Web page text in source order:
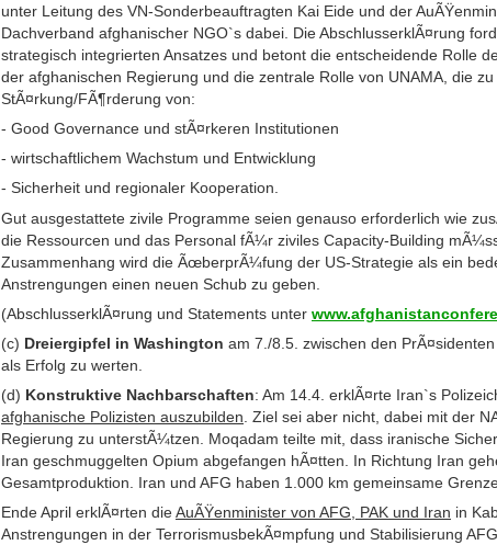
unter Leitung des VN-Sonderbeauftragten Kai Eide und der
Dachverband afghanischer NGO`s dabei. Die AbschlusserklÃ¤rung
strategisch integrierten Ansatzes und betont die entscheidende Rolle
der afghanischen Regierung und die zentrale Rolle von UNAMA, die
StÃ¤rkung/FÃ¶rderung von:
- Good Governance und stÃ¤rkeren Institutionen
- wirtschaftlichem Wachstum und Entwicklung
- Sicherheit und regionaler Kooperation.
Gut ausgestattete zivile Programme seien genauso erforderlich wie
die Ressourcen und das Personal fÃ¼r ziviles Capacity-Building
Zusammenhang wird die ÃœberprÃ¼fung der US-Strategie als ein
Anstrengungen einen neuen Schub zu geben.
(AbschlusserklÃ¤rung und Statements unter
(c) Dreiergipfel in Washington am 7./8.5. zwischen den
als Erfolg zu werten.
(d) Konstruktive Nachbarschaften: Am 14.4. erklÃ¤rte Iran`s
afghanische Polizisten auszubilden. Ziel sei aber nicht, dabei mit der
Regierung zu unterstÃ¼tzen. Moqadam teilte mit, dass iranische
Iran geschmuggelten Opium abgefangen hÃ¤tten. In Richtung Iran
Gesamtproduktion. Iran und AFG haben 1.000 km gemeinsame
Ende April erklÃ¤rten dieAuÃŸenminister von AFG, PAK und Iran in
Anstrengungen in der TerrorismusbekÃ¤mpfung und Stabilisierung